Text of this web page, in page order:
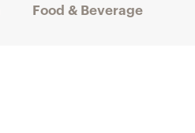
Food & Beverage